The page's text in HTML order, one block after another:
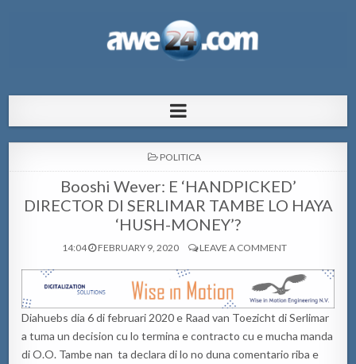
pa Aruba
POSTED
POLITICA
Booshi Wever: E ‘HANDPICKED’
DIRECTOR DI SERLIMAR TAMBE LO HAYA
‘HUSH-MONEY’?
14:04 FEBRUARY 9, 2020 LEAVE A COMMENT
Diahuebs dia 6 di februari 2020 e Raad van Toezicht di Serlimar
a tuma un decision cu lo termina e contracto cu e mucha manda
di O.O. Tambe nan ta declara di lo no duna comentario riba e